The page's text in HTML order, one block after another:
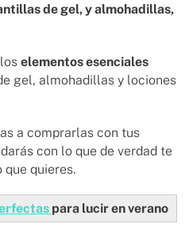
de gel, y almohadillas,
elementos esenciales
gel, almohadillas y lociones
a comprarlas con tus
con lo que de verdad te
que quieres.
para lucir en verano